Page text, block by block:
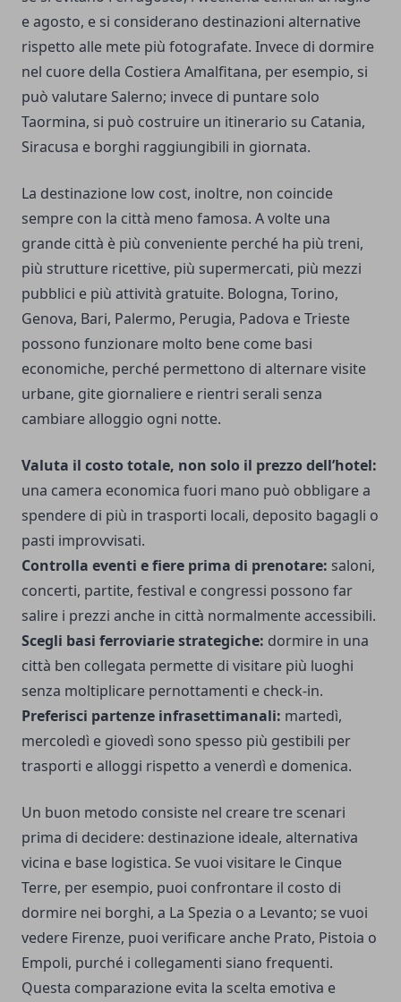
e agosto, e si considerano destinazioni alternative
rispetto alle mete più fotografate. Invece di dormire
nel cuore della Costiera Amalfitana, per esempio, si
può valutare Salerno; invece di puntare solo
Taormina, si può costruire un itinerario su Catania,
Siracusa e borghi raggiungibili in giornata.
La destinazione low cost, inoltre, non coincide
sempre con la città meno famosa. A volte una
grande città è più conveniente perché ha più treni,
più strutture ricettive, più supermercati, più mezzi
pubblici e più attività gratuite. Bologna, Torino,
Genova, Bari, Palermo, Perugia, Padova e Trieste
possono funzionare molto bene come basi
economiche, perché permettono di alternare visite
urbane, gite giornaliere e rientri serali senza
cambiare alloggio ogni notte.
Valuta il costo totale, non solo il prezzo dell’hotel:
una camera economica fuori mano può obbligare a
spendere di più in trasporti locali, deposito bagagli o
pasti improvvisati.
Controlla eventi e fiere prima di prenotare: saloni,
concerti, partite, festival e congressi possono far
salire i prezzi anche in città normalmente accessibili.
Scegli basi ferroviarie strategiche: dormire in una
città ben collegata permette di visitare più luoghi
senza moltiplicare pernottamenti e check-in.
Preferisci partenze infrasettimanali: martedì,
mercoledì e giovedì sono spesso più gestibili per
trasporti e alloggi rispetto a venerdì e domenica.
Un buon metodo consiste nel creare tre scenari
prima di decidere: destinazione ideale, alternativa
vicina e base logistica. Se vuoi visitare le Cinque
Terre, per esempio, puoi confrontare il costo di
dormire nei borghi, a La Spezia o a Levanto; se vuoi
vedere Firenze, puoi verificare anche Prato, Pistoia o
Empoli, purché i collegamenti siano frequenti.
Questa comparazione evita la scelta emotiva e